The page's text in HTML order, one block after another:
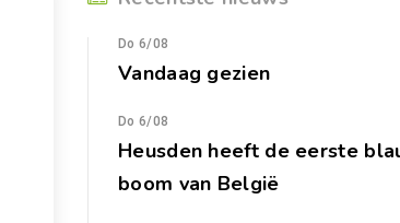
Do 6/08
Vandaag gezien
Do 6/08
Heusden heeft de eerste
boom van België